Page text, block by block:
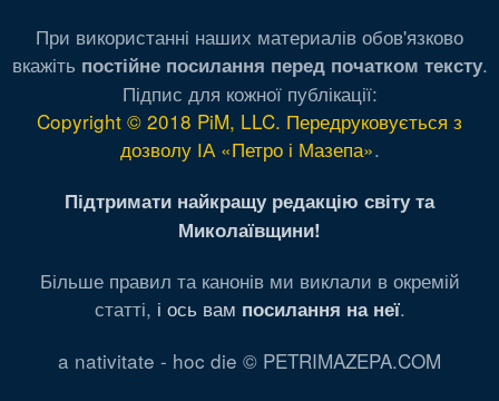
При використанні наших материалів обов'язково
вкажіть постійне посилання перед початком тексту.
Підпис для кожної публікації:
Copyright © 2018 PiM, LLC. Передруковується з
дозволу ІА «Петро і Мазепа».
Підтримати найкращу редакцію світу та
Миколаївщини!
Більше правил та канонів ми виклали в окремій
статті, і ось вам посилання на неї.
a nativitate - hoc die © PETRIMAZEPA.COM